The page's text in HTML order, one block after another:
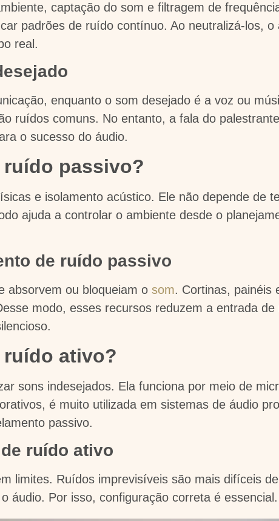
captação do som e filtragem de
padrões de ruído contínuo. Ao neutralizá-los, o
real.
enquanto o som desejado é a voz ou
ruídos comuns. No entanto, a fala do
o sucesso do áudio.
ruído passivo?
e isolamento acústico. Ele não depende de
ajuda a controlar o ambiente desde o
de ruído passivo
absorvem ou bloqueiam o som. Cortinas, painéis
modo, esses recursos reduzem a entrada
ruído ativo?
sons indesejados. Ela funciona por meio de
é muito utilizada em sistemas de áudio
passivo.
ruído ativo
limites. Ruídos imprevisíveis são mais difíceis
áudio. Por isso, configuração correta é essencial.